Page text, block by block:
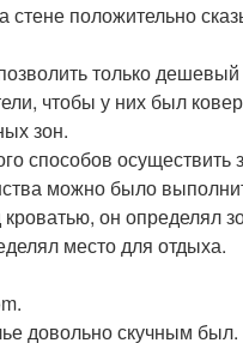
стене положительно
только
чтобы у них был
зон.
способов
можно было
он определял
место для отдыха.
довольно скучным